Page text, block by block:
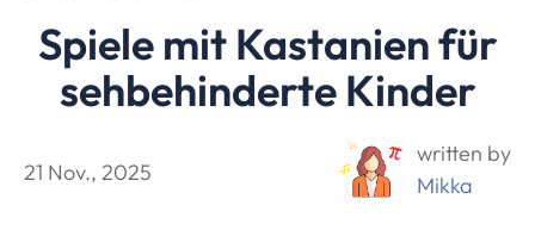
Spiele mit Kastanien für
sehbehinderte Kinder
21 Nov., 2025
written by
Mikka